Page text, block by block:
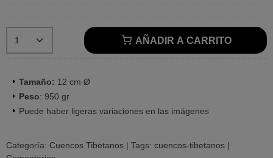
AÑADIR A CARRITO
Tamaño: 12 cm Ø
Peso: 950 gr
Puede haber ligeras variaciones en las imágenes
Categoría: Cuencos Tibetanos | Tags: cuencos-tibetanos |